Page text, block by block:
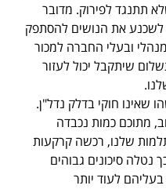
תתנגד לפירוק. מדובר
לשכנע את הנושים להסתפק
ובעלי החברה למכור
שיתקבל יכול לעזור
חוקי בדלק נדל"ן.
מתוכם כמות נכבדה
שלנו, רכשה קרקעות
נטלה סיכונים גבוהים
לעוד יותר